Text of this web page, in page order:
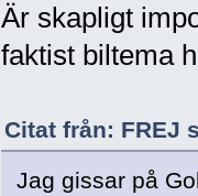
Är skapligt
faktist biltema
Citat från: FREJ
Jag gissar på